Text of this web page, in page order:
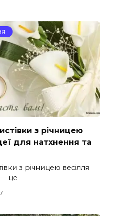
з річницею
для натхнення та
з річницею весілля
це